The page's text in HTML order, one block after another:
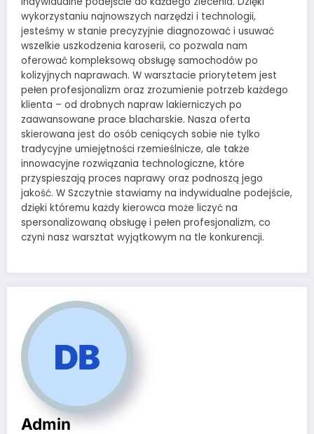
wykorzystaniu najnowszych narzędzi i technologii,
jesteśmy w stanie precyzyjnie diagnozować i usuwać
wszelkie uszkodzenia karoserii, co pozwala nam
oferować kompleksową obsługę samochodów po
kolizyjnych naprawach. W warsztacie priorytetem jest
pełen profesjonalizm oraz zrozumienie potrzeb każdego
klienta – od drobnych napraw lakierniczych po
zaawansowane prace blacharskie. Nasza oferta
skierowana jest do osób ceniących sobie nie tylko
tradycyjne umiejętności rzemieślnicze, ale także
innowacyjne rozwiązania technologiczne, które
przyspieszają proces naprawy oraz podnoszą jego
jakość. W Szczytnie stawiamy na indywidualne podejście,
dzięki któremu każdy kierowca może liczyć na
spersonalizowaną obsługę i pełen profesjonalizm, co
czyni nasz warsztat wyjątkowym na tle konkurencji.
Admin